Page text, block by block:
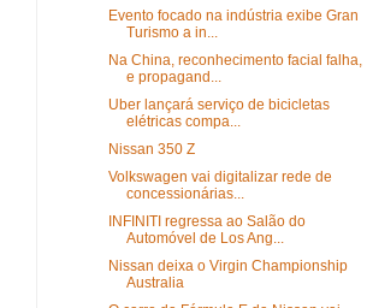
Evento focado na indústria exibe Gran
Turismo a in...
Na China, reconhecimento facial falha,
e propagand...
Uber lançará serviço de bicicletas
elétricas compa...
Nissan 350 Z
Volkswagen vai digitalizar rede de
concessionárias...
INFINITI regressa ao Salão do
Automóvel de Los Ang...
Nissan deixa o Virgin Championship
Australia